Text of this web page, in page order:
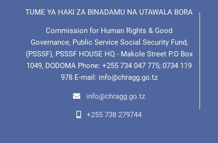
TUME YA HAKI ZA BINADAMU NA UTAWALA BORA
Commission for Human Rights & Good
Governance, Public Service Social Security Fund,
(PSSSF), PSSSF HOUSE HQ - Makole Street P.O Box
1049, DODOMA Phone: +255 734 047 775; 0734 119
978 E-mail: info@chragg.go.tz
info@chragg.go.tz
+255 738 279744